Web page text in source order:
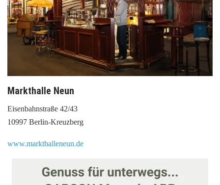
Markthalle Neun
Eisenbahnstraße 42/43
10997 Berlin-Kreuzberg
www.markthalleneun.de